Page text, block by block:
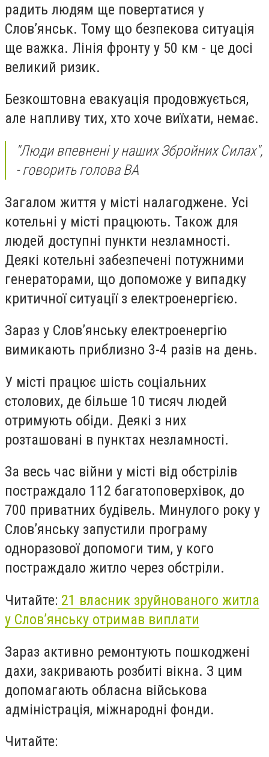
радить людям ще повертатися у
Слов’янськ. Тому що безпекова ситуація
ще важка. Лінія фронту у 50 км - це досі
великий ризик.
Безкоштовна евакуація продовжується,
але напливу тих, хто хоче виїхати, немає.
"Люди впевнені у наших Збройних Силах",
- говорить голова ВА
Загалом життя у місті налагоджене. Усі
котельні у місті працюють. Також для
людей доступні пункти незламності.
Деякі котельні забезпечені потужними
генераторами, що допоможе у випадку
критичної ситуації з електроенергією.
Зараз у Слов’янську електроенергію
вимикають приблизно 3-4 разів на день.
У місті працює шість соціальних
столових, де більше 10 тисяч людей
отримують обіди. Деякі з них
розташовані в пунктах незламності.
За весь час війни у місті від обстрілів
постраждало 112 багатоповерхівок, до
700 приватних будівель. Минулого року у
Слов’янську запустили програму
одноразової допомоги тим, у кого
постраждало житло через обстріли.
Читайте: 21 власник зруйнованого житла
у Слов’янську отримав виплати
Зараз активно ремонтують пошкоджені
дахи, закривають розбиті вікна. З цим
допомагають обласна військова
адміністрація, міжнародні фонди.
Читайте: